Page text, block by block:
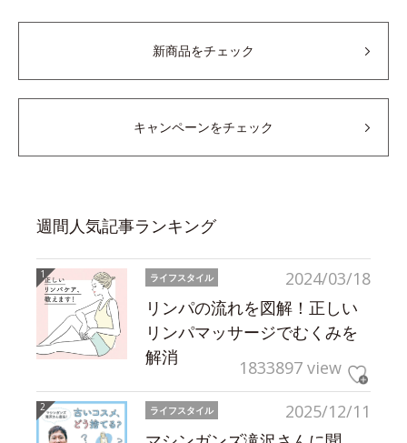
新商品をチェック
キャンペーンをチェック
週間人気記事ランキング
2024/03/18
ライフスタイル
リンパの流れを図解！正しい
リンパマッサージでむくみを
解消
1833897 view
2025/12/11
ライフスタイル